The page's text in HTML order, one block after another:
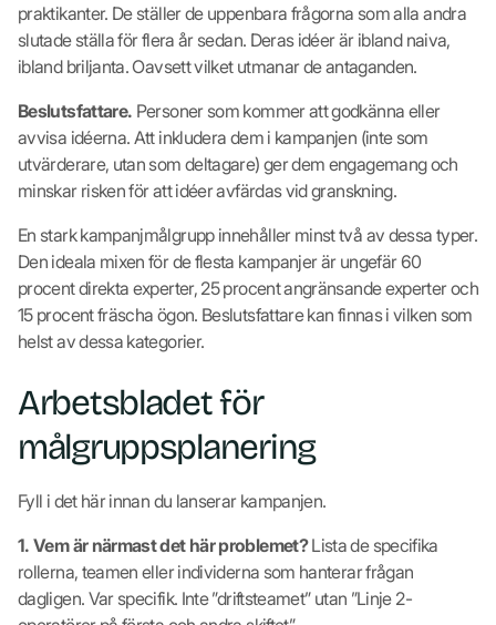
praktikanter. De ställer de uppenbara frågorna som alla andra
slutade ställa för flera år sedan. Deras idéer är ibland naiva,
ibland briljanta. Oavsett vilket utmanar de antaganden.
Beslutsfattare. Personer som kommer att godkänna eller
avvisa idéerna. Att inkludera dem i kampanjen (inte som
utvärderare, utan som deltagare) ger dem engagemang och
minskar risken för att idéer avfärdas vid granskning.
En stark kampanjmålgrupp innehåller minst två av dessa typer.
Den ideala mixen för de flesta kampanjer är ungefär 60
procent direkta experter, 25 procent angränsande experter och
15 procent fräscha ögon. Beslutsfattare kan finnas i vilken som
helst av dessa kategorier.
Arbetsbladet för
målgruppsplanering
Fyll i det här innan du lanserar kampanjen.
1. Vem är närmast det här problemet?Lista de specifika
rollerna, teamen eller individerna som hanterar frågan
dagligen. Var specifik. Inte ”driftsteamet” utan ”Linje 2-